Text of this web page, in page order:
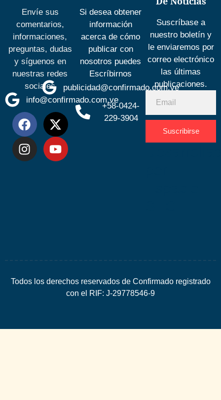
Envíe sus
comentarios,
informaciones,
preguntas, dudas
y síguenos en
nuestras redes
sociales
info@confirmado.com.ve
Si desea obtener
información
acerca de cómo
publicar con
nosotros puedes
Escríbirnos
publicidad@confirmado.com.ve
+58-0424-
229-3904
Suscríbase a
nuestro boletín y
le enviaremos por
correo electrónico
las últimas
publicaciones.
Suscribirse
Todos los derechos reservados de Confirmado registrado
con el RIF: J-29778546-9